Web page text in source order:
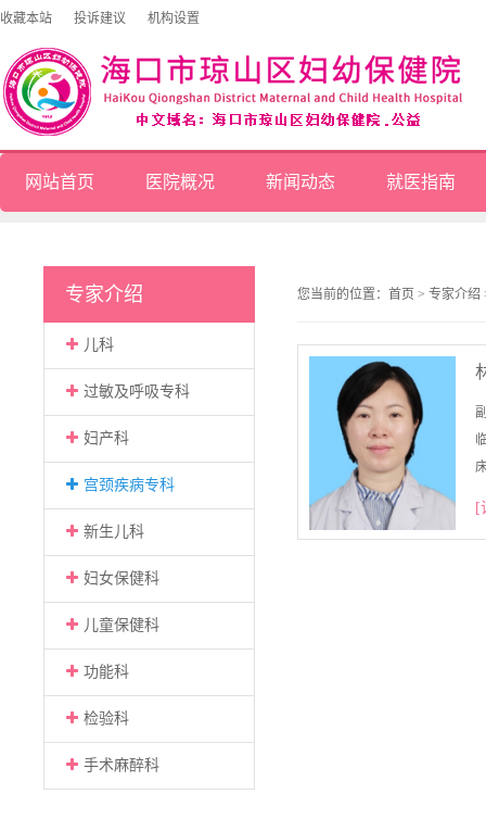
收藏本站 投诉建议 机构设置
网站首页 医院概况 新闻动态 就医指南
专家介绍
儿科
过敏及呼吸专科
妇产科
宫颈疾病专科
新生儿科
妇女保健科
儿童保健科
功能科
检验科
手术麻醉科
您当前的位置： 首页 > 专家介绍
[